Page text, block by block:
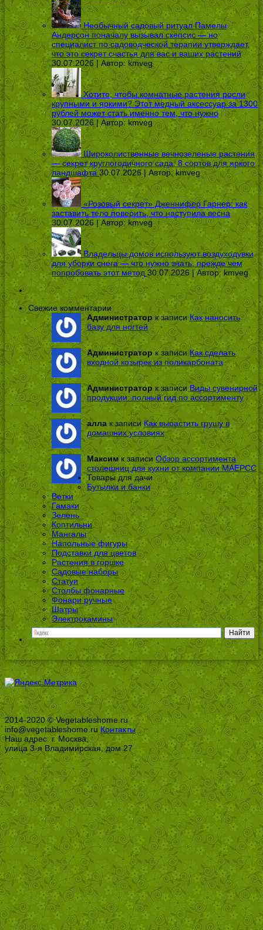
Необычный садовый ритуал Памелы
Андерсон поначалу вызывал скепсис — но
специалист по садоводческой терапии утверждает,
что это секрет счастья для вас и ваших растений
30.07.2026 | Автор: kmveg
Хотите, чтобы комнатные растения росли
крупными и яркими? Этот медный аксессуар за 1300
рублей может стать именно тем, что нужно
30.07.2026 | Автор: kmveg
Широколиственные вечнозеленые растения
— секрет круглогодичного сада: 8 сортов для яркого
ландшафта 30.07.2026 | Автор:kmveg
«Розовый секрет» Дженнифер Гарнер: как
заставить тело поверить, что наступила весна
30.07.2026 | Автор:kmveg
Владельцы домов используют воздуходувки
для уборки снега — что нужно знать, прежде чем
попробовать этот метод 30.07.2026 | Автор: kmveg
Свежие комментарии
Администраторк записиКак наносить
базу для ногтей
Администраторк записиКак сделать
входной козырек из поликарбоната
Администраторк записи Виды сувенирной
продукции: полный гид по ассортименту
алла к записи Как вырастить грушу в
домашних условиях
Максимк записиОбзор ассортимента
столешниц для кухни от компании МАЕРСС
Товары для дачи
Бутылки и банки
Ветки
Гамаки
Зелень
Коптильни
Мангалы
Напольные фигуры
Подставки для цветов
Растения в горшке
Садовые наборы
Статуи
Столбы фонарные
Фонари ручные
Шатры
Электрокамины
2014-2020 © Vegetableshome.ru
info@vegetableshome.ru Контакты
Наш адрес: г. Москва,
улица 3-я Владимирская, дом 27